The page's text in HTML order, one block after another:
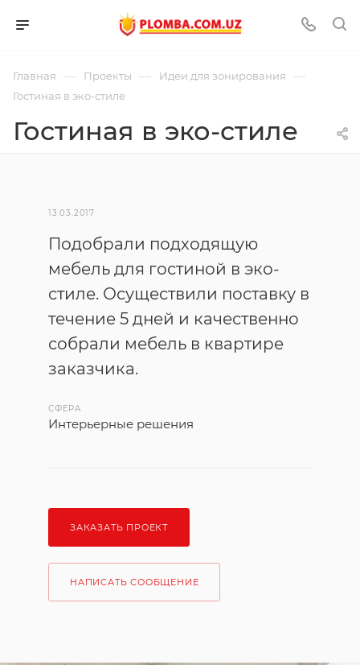
Главная — Проекты — Идеи для зонирования —
Гостиная в эко-стиле
Гостиная в эко-стиле
13.03.2017
Подобрали подходящую
мебель для гостиной в эко-
стиле. Осуществили поставку в
течение 5 дней и качественно
собрали мебель в квартире
заказчика.
СФЕРА
Интерьерные решения
ЗАКАЗАТЬ ПРОЕКТ
НАПИСАТЬ СООБЩЕНИЕ